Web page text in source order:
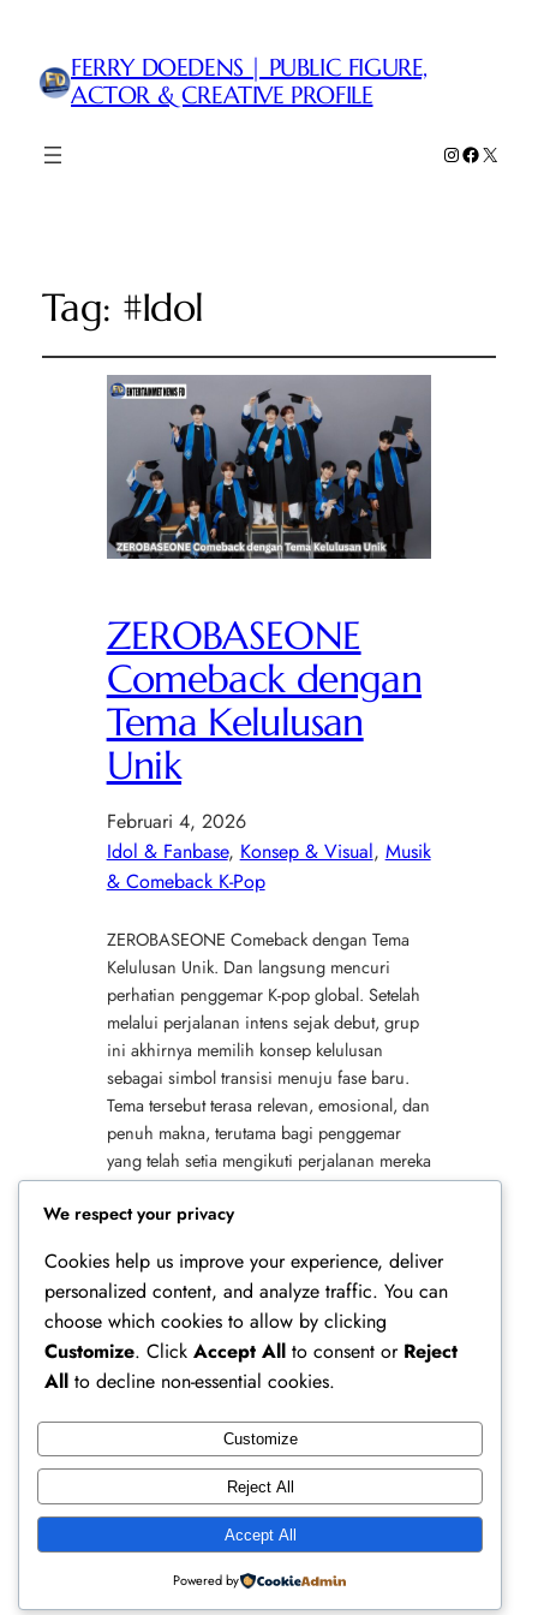
FERRY DOEDENS | PUBLIC FIGURE,
ACTOR & CREATIVE PROFILE
Instagram
Facebook
X
Tag: #Idol
ZEROBASEONE
Comeback dengan
Tema Kelulusan
Unik
Februari 4, 2026
Idol & Fanbase, Konsep & Visual, Musik
& Comeback K-Pop
ZEROBASEONE Comeback dengan Tema
Kelulusan Unik. Dan langsung mencuri
perhatian penggemar K-pop global. Setelah
melalui perjalanan intens sejak debut, grup
ini akhirnya memilih konsep kelulusan
sebagai simbol transisi menuju fase baru.
Tema tersebut terasa relevan, emosional, dan
penuh makna, terutama bagi penggemar
yang telah setia mengikuti perjalanan mereka
sejak awal. ZEROBASEONE Comeback
sebagai Simbol Pertumbuhan…
Ferry Doedens | Public Figure, Actor & Creative
Profile
Instagram
Facebook
X
We respect your privacy
Cookies help us improve your experience, deliver
personalized content, and analyze traffic. You can
choose which cookies to allow by clicking
Customize. Click Accept All to consent or Reject
All to decline non-essential cookies.
Customize
Reject All
Accept All
Powered by